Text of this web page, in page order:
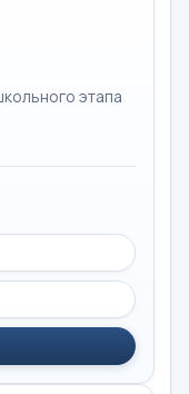
этапа